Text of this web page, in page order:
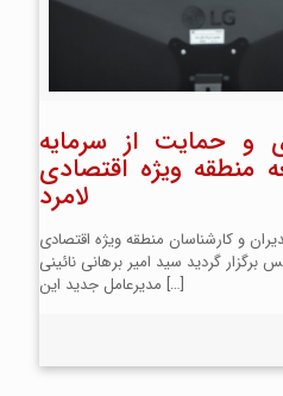
و حمایت از سرمایه
منطقه ویژه اقتصادی
لامرد
و کارشناسان منطقه ویژه اقتصادی
برگزار گردید سید امیر برهانی نائینی
مدیرعامل جدید این […]